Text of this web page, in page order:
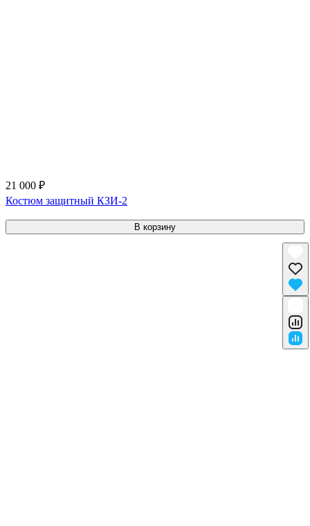
21 000 ₽
Костюм защитный КЗИ-2
В корзину